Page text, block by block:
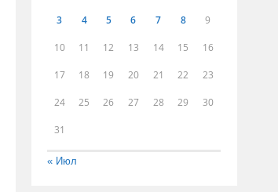
3 4 5 6 7 8 9
10 11 12 13 14 15 16
17 18 19 20 21 22 23
24 25 26 27 28 29 30
31
« Июл